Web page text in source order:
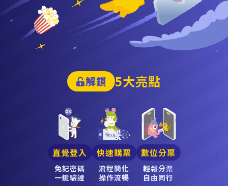
解鎖 5大亮點
直覺登入
免記密碼
一鍵驗證
快速購票
流程簡化
操作流暢
數位分票
輕鬆分票
自由同行